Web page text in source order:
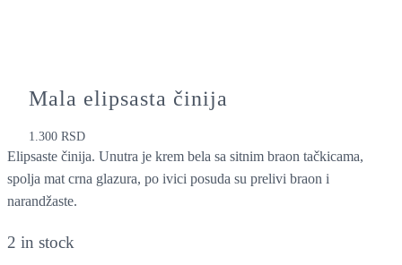
Mala elipsasta činija
1.300RSD
Elipsaste činija. Unutra je krem bela sa sitnim braon tačkicama,
spolja mat crna glazura, po ivici posuda su prelivi braon i
narandžaste.
2 in stock